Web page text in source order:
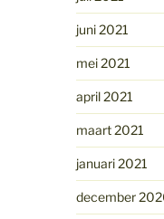
juni 2021
mei 2021
april 2021
maart 2021
januari 2021
december